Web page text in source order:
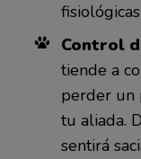
Control
tiende a
perder un
tu aliada.
sentirá